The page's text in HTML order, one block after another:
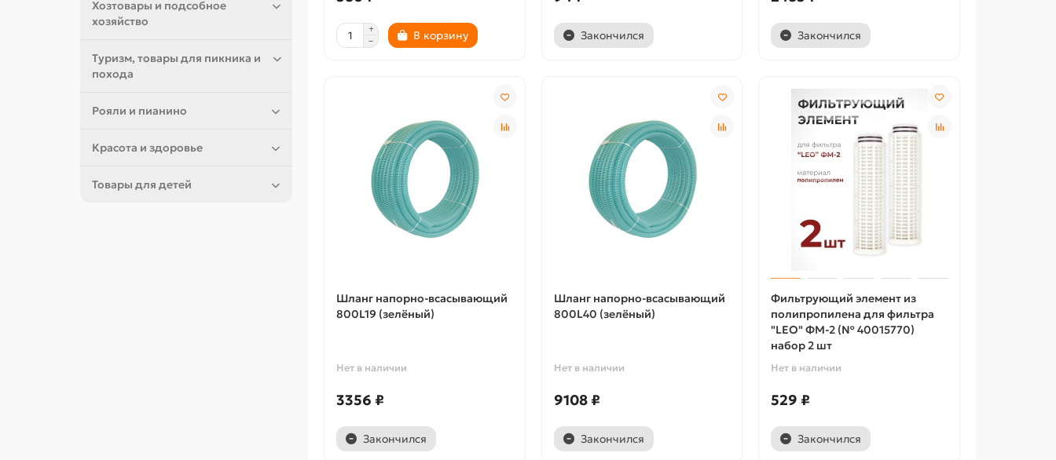
Хозтовары и подсобное
хозяйство
Туризм, товары для пикника и
похода
Рояли и пианино
Красота и здоровье
Товары для детей
В корзину Закончился Закончился
Шланг напорно-всасывающий
800L19 (зелёный)
Нет в наличии
3356 ₽
Закончился
Шланг напорно-всасывающий
800L40 (зелёный)
Нет в наличии
9108 ₽
Закончился
Фильтрующий элемент из
полипропилена для фильтра
"LEO" ФМ-2 (№ 40015770)
набор 2 шт
Нет в наличии
529 ₽
Закончился